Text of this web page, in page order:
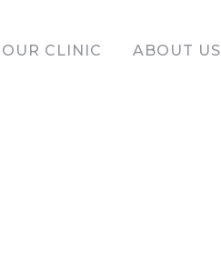
CLINIC ABOUT US